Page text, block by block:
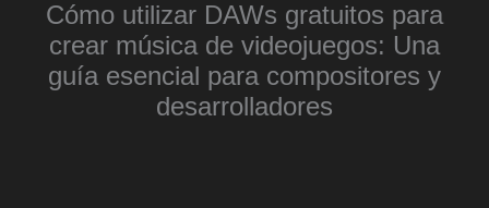
Cómo utilizar DAWs gratuitos para
crear música de videojuegos: Una
guía esencial para compositores y
desarrolladores